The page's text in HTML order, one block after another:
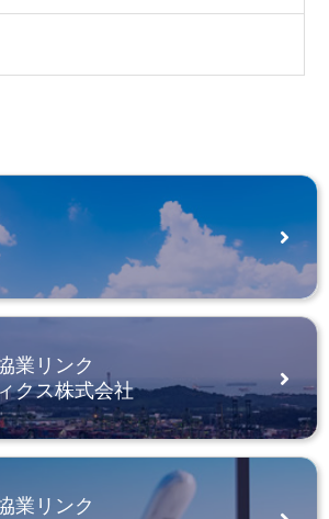
業リンク
クス株式会社
業リンク